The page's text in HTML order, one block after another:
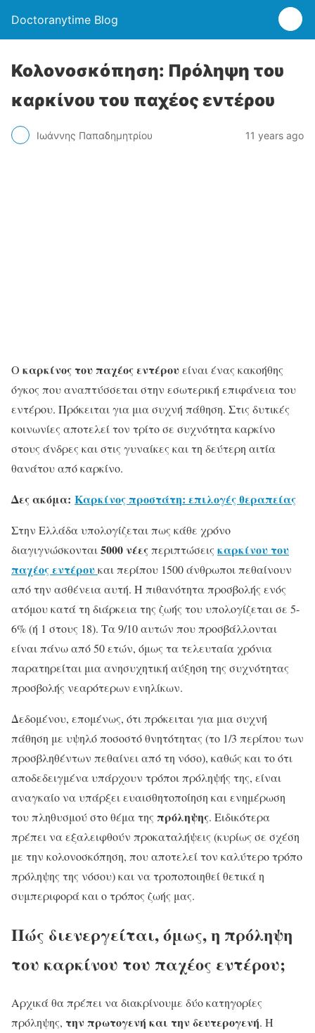
Doctoranytime Blog
Κολονοσκόπηση: Πρόληψη του
καρκίνου του παχέος εντέρου
Ιωάννης Παπαδημητρίου 11 years ago
Ο καρκίνος του παχέος εντέρουείναι ένας κακοήθης
όγκος που αναπτύσσεται στην εσωτερική επιφάνεια του
εντέρου. Πρόκειται για μια συχνή πάθηση. Στις δυτικές
κοινωνίες αποτελεί τον τρίτο σε συχνότητα καρκίνο
στους άνδρες και στις γυναίκες και τη δεύτερη αιτία
θανάτου από καρκίνο.
Δες ακόμα: Καρκίνος προστάτη: επιλογές θεραπείας
Στην Ελλάδα υπολογίζεται πως κάθε χρόνο
διαγιγνώσκονται5000 νέεςπεριπτώσεις καρκίνου του
παχέος εντέρουκαι περίπου 1500 άνθρωποι πεθαίνουν
από την ασθένεια αυτή. Η πιθανότητα προσβολής ενός
ατόμου κατά τη διάρκεια της ζωής του υπολογίζεται σε 5-
6% (ή 1 στους 18). Τα 9/10 αυτών που προσβάλλονται
είναι πάνω από 50 ετών, όμως τα τελευταία χρόνια
παρατηρείται μια ανησυχητική αύξηση της συχνότητας
προσβολής νεαρότερων ενηλίκων.
Δεδομένου, επομένως, ότι πρόκειται για μια συχνή
πάθηση με υψηλό ποσοστό θνητότητας (το 1/3 περίπου των
προσβληθέντων πεθαίνει από τη νόσο), καθώς και το ότι
αποδεδειγμένα υπάρχουν τρόποι πρόληψής της, είναι
αναγκαίο να υπάρξει ευαισθητοποίηση και ενημέρωση
του πληθυσμού στο θέμα της πρόληψης. Ειδικότερα
πρέπει να εξαλειφθούν προκαταλήψεις (κυρίως σε σχέση
με την κολονοσκόπηση, που αποτελεί τον καλύτερο τρόπο
πρόληψης της νόσου) και να τροποποιηθεί θετικά η
συμπεριφορά και ο τρόπος ζωής μας.
Πώς διενεργείται, όμως, η πρόληψη
του καρκίνου του παχέος εντέρου;
Aρχικά θα πρέπει να διακρίνουμε δύο κατηγορίες
πρόληψης, την πρωτογενή και την δευτερογενή. Η